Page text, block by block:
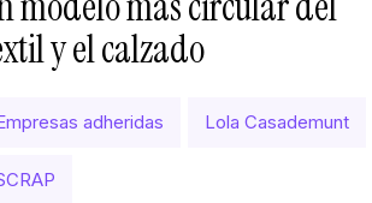
y el calzado
adheridas Lola Casademunt